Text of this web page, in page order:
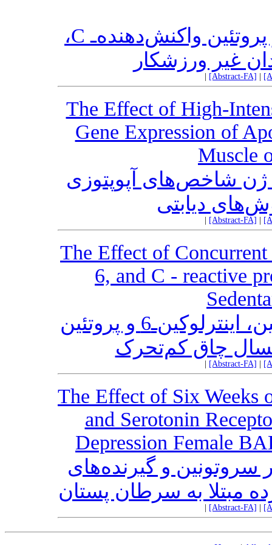
اثر هشت هفته تمرین هوازی بر پروتئین واکنش‌دهنده‌ـ C،
غیر ورزشکار
[Abstract-FA]
The Effect of High-
Gene Expression of
Muscle
ژن شاخص‌های آپوپتوزی
دیابتی
[Abstract-FA]
The Effect of
6, and C - reactive
تأثیر تمرین ترکیبی بر سطوح آپلین، اینترلوکین‌ـ6 و پروتئین
[Abstract-FA]
The Effect of Six Weeks
and Serotonin
Depression Female
سروتونین و گیرنده‌های
مبتلا به سرطان پستان
[Abstract-FA]